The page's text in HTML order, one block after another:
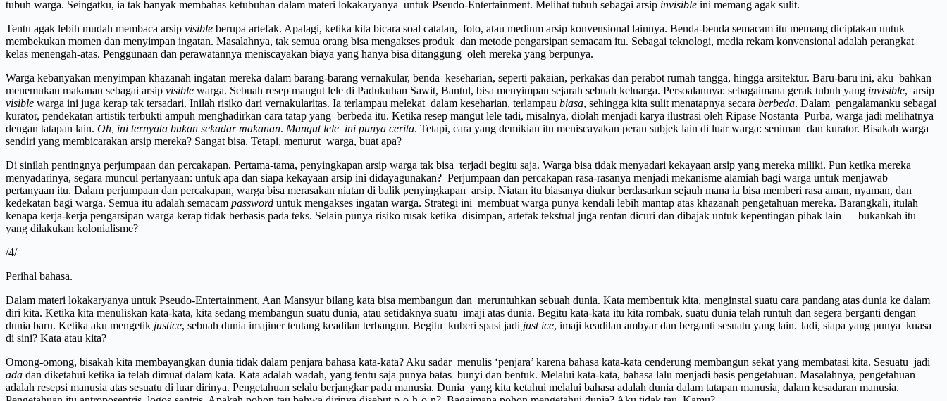
tubuh warga. Seingatku, ia tak banyak membahas ketubuhan dalam materi lokakaryanya untuk Pseudo-Entertainment. Melihat tubuh sebagai arsip invisible ini memang agak sulit.
Tentu agak lebih mudah membaca arsip visible berupa artefak. Apalagi, ketika kita bicara soal catatan, foto, atau medium arsip konvensional lainnya. Benda-benda semacam itu memang diciptakan untuk
membekukan momen dan menyimpan ingatan. Masalahnya, tak semua orang bisa mengakses produk dan metode pengarsipan semacam itu. Sebagai teknologi, media rekam konvensional adalah perangkat
kelas menengah-atas. Penggunaan dan perawatannya meniscayakan biaya yang hanya bisa ditanggung oleh mereka yang berpunya.
Warga kebanyakan menyimpan khazanah ingatan mereka dalam barang-barang vernakular, benda keseharian, seperti pakaian, perkakas dan perabot rumah tangga, hingga arsitektur. Baru-baru ini, aku bahkan
menemukan makanan sebagai arsip visible warga. Sebuah resep mangut lele di Padukuhan Sawit, Bantul, bisa menyimpan sejarah sebuah keluarga. Persoalannya: sebagaimana gerak tubuh yang invisible, arsip
visible warga ini juga kerap tak tersadari. Inilah risiko dari vernakularitas. Ia terlampau melekat dalam keseharian, terlampau biasa, sehingga kita sulit menatapnya secara berbeda. Dalam pengalamanku sebagai
kurator, pendekatan artistik terbukti ampuh menghadirkan cara tatap yang berbeda itu. Ketika resep mangut lele tadi, misalnya, diolah menjadi karya ilustrasi oleh Ripase Nostanta Purba, warga jadi melihatnya
dengan tatapan lain. Oh, ini ternyata bukan sekadar makanan. Mangut lele ini punya cerita. Tetapi, cara yang demikian itu meniscayakan peran subjek lain di luar warga: seniman dan kurator. Bisakah warga
sendiri yang membicarakan arsip mereka? Sangat bisa. Tetapi, menurut warga, buat apa?
Di sinilah pentingnya perjumpaan dan percakapan. Pertama-tama, penyingkapan arsip warga tak bisa terjadi begitu saja. Warga bisa tidak menyadari kekayaan arsip yang mereka miliki. Pun ketika mereka
menyadarinya, segara muncul pertanyaan: untuk apa dan siapa kekayaan arsip ini didayagunakan? Perjumpaan dan percakapan rasa-rasanya menjadi mekanisme alamiah bagi warga untuk menjawab
pertanyaan itu. Dalam perjumpaan dan percakapan, warga bisa merasakan niatan di balik penyingkapan arsip. Niatan itu biasanya diukur berdasarkan sejauh mana ia bisa memberi rasa aman, nyaman, dan
kedekatan bagi warga. Semua itu adalah semacam password untuk mengakses ingatan warga. Strategi ini membuat warga punya kendali lebih mantap atas khazanah pengetahuan mereka. Barangkali, itulah
kenapa kerja-kerja pengarsipan warga kerap tidak berbasis pada teks. Selain punya risiko rusak ketika disimpan, artefak tekstual juga rentan dicuri dan dibajak untuk kepentingan pihak lain — bukankah itu
yang dilakukan kolonialisme?
/4/
Perihal bahasa.
Dalam materi lokakaryanya untuk Pseudo-Entertainment, Aan Mansyur bilang kata bisa membangun dan meruntuhkan sebuah dunia. Kata membentuk kita, menginstal suatu cara pandang atas dunia ke dalam
diri kita. Ketika kita menuliskan kata-kata, kita sedang membangun suatu dunia, atau setidaknya suatu imaji atas dunia. Begitu kata-kata itu kita rombak, suatu dunia telah runtuh dan segera berganti dengan
dunia baru. Ketika aku mengetik justice, sebuah dunia imajiner tentang keadilan terbangun. Begitu kuberi spasi jadi just ice, imaji keadilan ambyar dan berganti sesuatu yang lain. Jadi, siapa yang punya kuasa
di sini? Kata atau kita?
Omong-omong, bisakah kita membayangkan dunia tidak dalam penjara bahasa kata-kata? Aku sadar menulis ‘penjara’ karena bahasa kata-kata cenderung membangun sekat yang membatasi kita. Sesuatu jadi
ada dan diketahui ketika ia telah dimuat dalam kata. Kata adalah wadah, yang tentu saja punya batas bunyi dan bentuk. Melalui kata-kata, bahasa lalu menjadi basis pengetahuan. Masalahnya, pengetahuan
adalah resepsi manusia atas sesuatu di luar dirinya. Pengetahuan selalu berjangkar pada manusia. Dunia yang kita ketahui melalui bahasa adalah dunia dalam tatapan manusia, dalam kesadaran manusia.